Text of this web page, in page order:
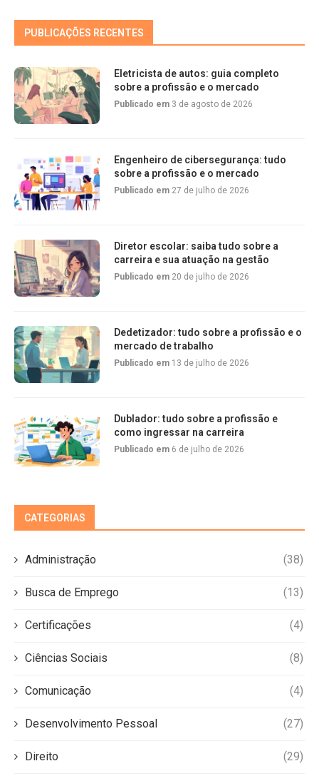
PUBLICAÇÕES RECENTES
Eletricista de autos: guia completo
sobre a profissão e o mercado
Publicado em 3 de agosto de 2026
Engenheiro de cibersegurança: tudo
sobre a profissão e o mercado
Publicado em 27 de julho de 2026
Diretor escolar: saiba tudo sobre a
carreira e sua atuação na gestão
Publicado em 20 de julho de 2026
Dedetizador: tudo sobre a profissão e o
mercado de trabalho
Publicado em 13 de julho de 2026
Dublador: tudo sobre a profissão e
como ingressar na carreira
Publicado em 6 de julho de 2026
CATEGORIAS
Administração (38)
Busca de Emprego (13)
Certificações (4)
Ciências Sociais (8)
Comunicação (4)
Desenvolvimento Pessoal (27)
Direito (29)